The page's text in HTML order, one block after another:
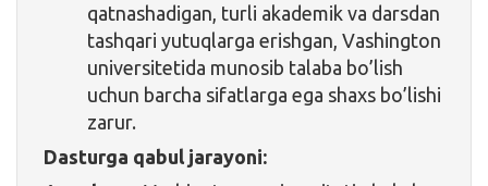
qatnashadigan, turli akademik va darsdan
tashqari yutuqlarga erishgan, Vashington
universitetida munosib talaba bo’lish
uchun barcha sifatlarga ega shaxs bo’lishi
zarur.
Dasturga qabul jarayoni: